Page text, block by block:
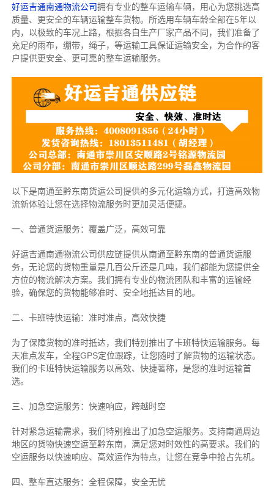
好运吉通南通物流公司拥有专业的整车运输车辆，用心为您挑选高
质量、更安全的车辆运输整车货物。所选用车辆车龄全部在5年以
内，以极致的车况上路，根据各自生产厂家产品不同，我们准备了
充足的雨布，绷带，绳子，等运输工具保证运输安全，为合作的客
户提供更安全、更可靠的整车运输服务。
以下是南通至黔东南货运公司提供的多元化运输方式，打造高效物
流新体验让您在选择物流服务时更加灵活便捷。
一、普通货运服务：覆盖广泛，高效可靠
好运吉通南通物流公司供应链提供从南通至黔东南的普通货运服
务，无论您的货物重量是几百公斤还是几吨，我们都能为您提供全
方位的物流解决方案。我们拥有专业的物流团队和丰富的运输经
验，确保您的货物能够准时、安全地抵达目的地。
二、卡班特快运输：准时准点，高效快捷
为了保障货物的准时抵达，我们特别推出了卡班特快运输服务。每
天准点发车，全程GPS定位跟踪，让您随时了解货物的运输状态。
我们的卡班特快运输服务以高效、快捷著称，是您的准时运输首
选。
三、加急空运服务：快速响应，跨越时空
针对紧急运输需求，我们特别推出了加急空运服务。支持南通周边
地区的货物快速空运至黔东南，满足您对时效性的高要求。我们的
空运服务以快速响应、高效运作为特点，让您在竞争中抢占先机。
四、整车直达服务：全程保障，安全无忧